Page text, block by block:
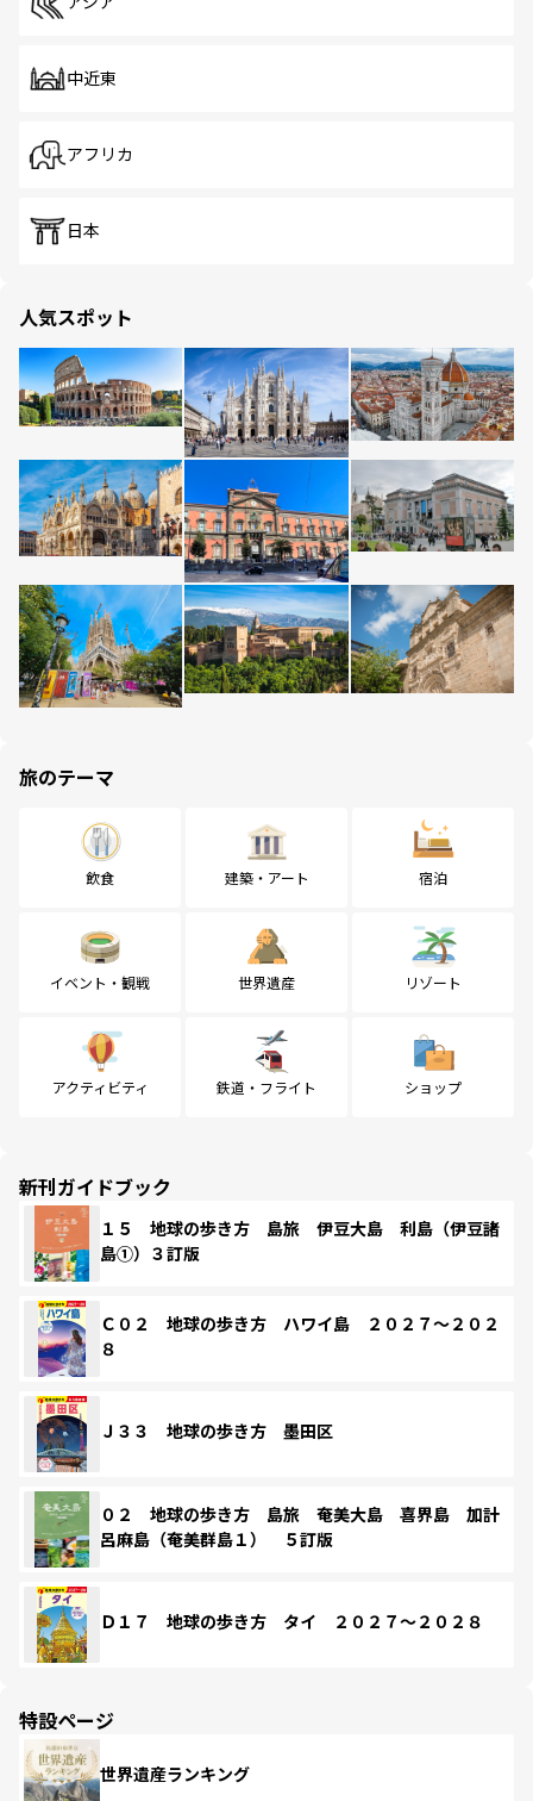
中近東
アフリカ
日本
人気スポット
旅のテーマ
飲食 建築・アート 宿泊
イベント・観戦 世界遺産 リゾート
アクティビティ 鉄道・フライト ショップ
新刊ガイドブック
１５ 地球の歩き方 島旅 伊豆大島 利島（伊豆諸
島①）３訂版
Ｃ０２ 地球の歩き方 ハワイ島 ２０２７～２０２
８
Ｊ３３ 地球の歩き方 墨田区
０２ 地球の歩き方 島旅 奄美大島 喜界島 加計
呂麻島（奄美群島１） ５訂版
Ｄ１７ 地球の歩き方 タイ ２０２７～２０２８
特設ページ
世界遺産ランキング